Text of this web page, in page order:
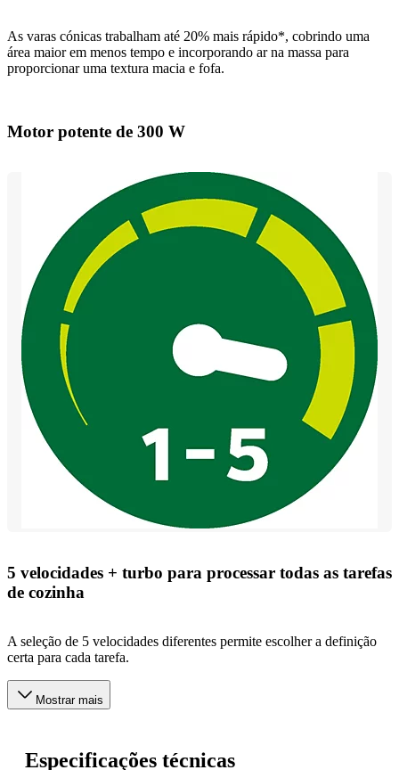
As varas cónicas trabalham até 20% mais rápido*, cobrindo uma
área maior em menos tempo e incorporando ar na massa para
proporcionar uma textura macia e fofa.
Motor potente de 300 W
5 velocidades + turbo para processar todas as tarefas
de cozinha
A seleção de 5 velocidades diferentes permite escolher a definição
certa para cada tarefa.
Mostrar mais
Especificações técnicas